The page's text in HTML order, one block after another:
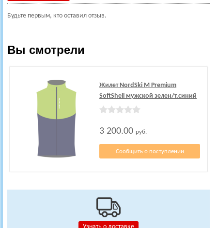
Будьте первым, кто оставил отзыв.
Вы смотрели
Жилет NordSki M Premium
SoftShell мужской зелен/т.синий
3 200.00 руб.
Сообщить о поступлении